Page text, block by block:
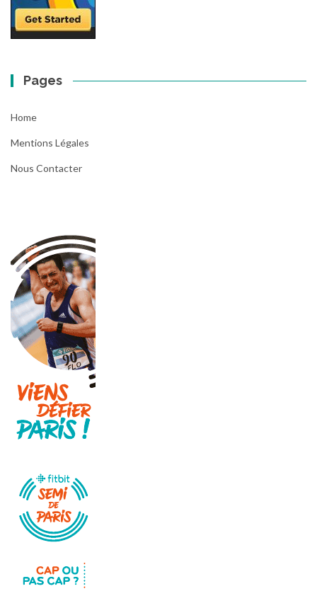
Pages
Home
Mentions Légales
Nous Contacter